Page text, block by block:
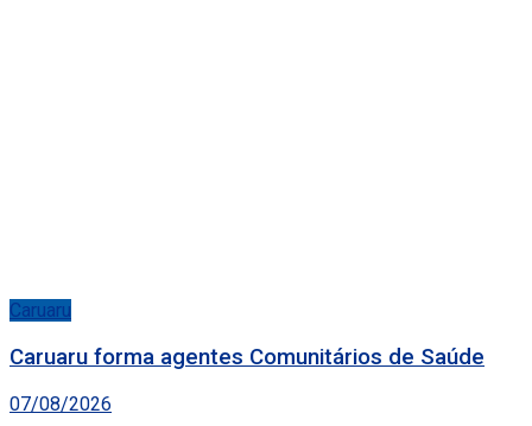
Caruaru
Caruaru forma agentes Comunitários de Saúde
07/08/2026